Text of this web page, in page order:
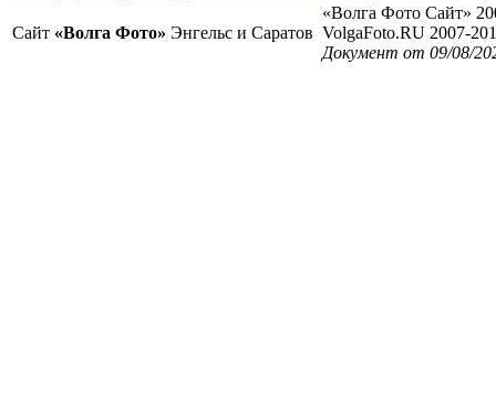
Сайт «Волга Фото» Энгельс и Саратов
«Волга Фото Сайт»
VolgaFoto.RU 2007-
Документ от 09/08/